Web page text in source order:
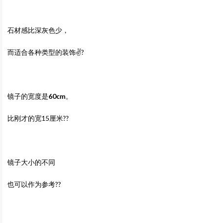
石材感比深灰色少，
而适合各种类型的装饰✌️?
镜子的宽度是60cm。
比刚才的宽15厘米??
镜子大小的不同
也可以作为参考??